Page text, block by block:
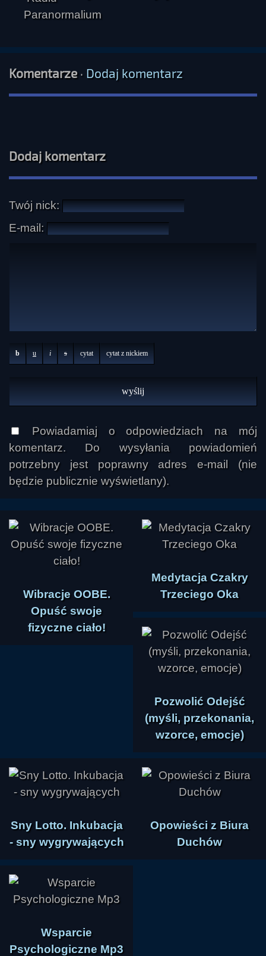
Komentarze· Dodaj komentarz
Dodaj komentarz
Twój nick:
E-mail:
b u i s cytat cytat z nickiem
Powiadamiaj o odpowiedziach na mój
komentarz. Do wysyłania powiadomień
potrzebny jest poprawny adres e-mail (nie
będzie publicznie wyświetlany).
Wibracje OOBE.
Opuść swoje
fizyczne ciało!
Medytacja Czakry
Trzeciego Oka
Pozwolić Odejść
(myśli, przekonania,
wzorce, emocje)
Sny Lotto. Inkubacja
- sny wygrywających
Opowieści z Biura
Duchów
Wsparcie
Psychologiczne Mp3